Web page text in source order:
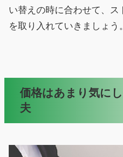
い替えの時に合わせて、ス
を取り入れていきましょう。
価格はあまり気に
夫